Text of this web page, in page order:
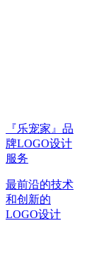
『乐宠家』品
牌LOGO设计
服务
最前沿的技术
和创新的
LOGO设计